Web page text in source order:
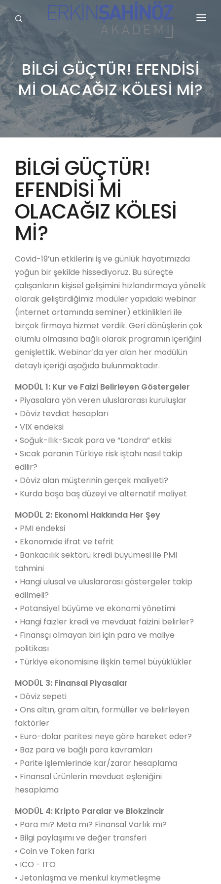
HİZMETLERİMİZ
BLOG
SÖZLÜK
REFERANSLARIMIZ
GALERİ
İLETİŞİM
BİLGİ GÜÇTÜR! EFENDİSİ
Mİ OLACAĞIZ KÖLESİ Mİ?
BİLGİ GÜÇTÜR!
EFENDİSİ Mİ
OLACAĞIZ KÖLESİ
Mİ?
Covid-19’un etkilerini iş ve günlük hayatımızda
yoğun bir şekilde hissediyoruz. Bu süreçte
çalışanların kişisel gelişimini hızlandırmaya yönelik
olarak geliştirdiğimiz modüler yapıdaki webinar
(internet ortamında seminer) etkinlikleri ile
birçok firmaya hizmet verdik. Geri dönüşlerin çok
olumlu olmasına bağlı olarak programın içeriğini
genişlettik. Webinar’da yer alan her modülün
detaylı içeriği aşağıda bulunmaktadır.
MODÜL 1: Kur ve Faizi Belirleyen Göstergeler
• Piyasalara yön veren uluslararası kuruluşlar
• Döviz tevdiat hesapları
• VIX endeksi
• Soğuk-Ilık-Sıcak para ve “Londra” etkisi
• Sıcak paranın Türkiye risk iştahı nasıl takip
edilir?
• Döviz alan müşterinin gerçek maliyeti?
• Kurda başa baş düzeyi ve alternatif maliyet
MODÜL 2: Ekonomi Hakkında Her Şey
• PMI endeksi
• Ekonomide ifrat ve tefrit
• Bankacılık sektörü kredi büyümesi ile PMI
tahmini
• Hangi ulusal ve uluslararası göstergeler takip
edilmeli?
• Potansiyel büyüme ve ekonomi yönetimi
• Hangi faizler kredi ve mevduat faizini belirler?
• Finansçı olmayan biri için para ve maliye
politikası
• Türkiye ekonomisine ilişkin temel büyüklükler
MODÜL 3: Finansal Piyasalar
• Döviz sepeti
• Ons altın, gram altın, formüller ve belirleyen
faktörler
• Euro-dolar paritesi neye göre hareket eder?
• Baz para ve bağlı para kavramları
• Parite işlemlerinde kar/zarar hesaplama
• Finansal ürünlerin mevduat eşleniğini
hesaplama
MODÜL 4: Kripto Paralar ve Blokzincir
• Para mı? Meta mı? Finansal Varlık mı?
• Bilgi paylaşımı ve değer transferi
• Coin ve Token farkı
• ICO - ITO
• Jetonlaşma ve menkul kıymetleşme